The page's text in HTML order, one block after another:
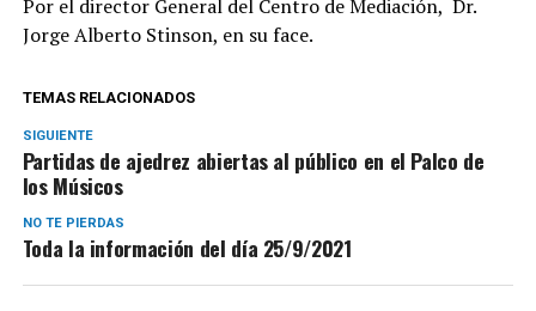
Por el director General del Centro de Mediación, Dr.
Jorge Alberto Stinson, en su face.
TEMAS RELACIONADOS
SIGUIENTE
Partidas de ajedrez abiertas al público en el Palco de
los Músicos
NO TE PIERDAS
Toda la información del día 25/9/2021